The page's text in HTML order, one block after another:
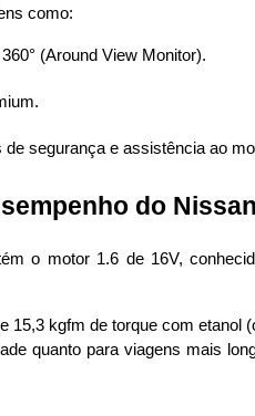
como:
(Around View Monitor).
segurança e assistência ao
do
o motor 1.6 de 16V,
15,3 kgfm de torque com
quanto para viagens mais